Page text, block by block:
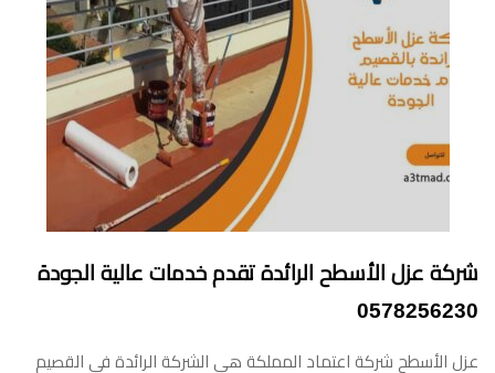
شركة عزل الأسطح الرائدة تقدم خدمات عالية الجودة
0578256230
عزل الأسطح شركة اعتماد المملكة هي الشركة الرائدة في القصيم